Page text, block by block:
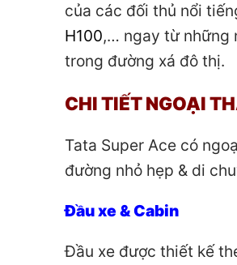
của các đối thủ nổi
H100,… ngay từ những
trong đường xá đô thị.
CHI TIẾT NGOẠI
Tata Super Ace có
đường nhỏ hẹp & di
Đầu xe & Cabin
Đầu xe được thiết kế